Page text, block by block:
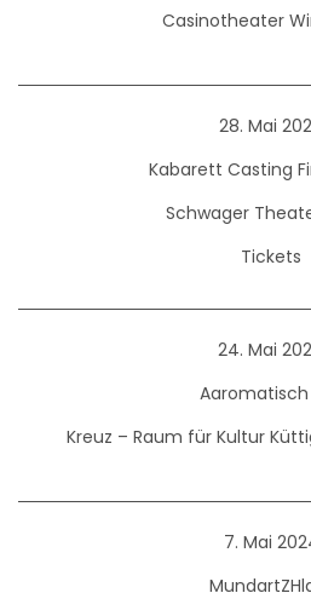
Casinotheater
28. Mai
Kabarett Casting
Schwager
Tickets
24. Mai
Kreuz – Raum für Kultur
7. Mai